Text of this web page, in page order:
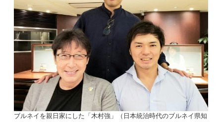
ブルネイを親日家にした「木村強」（日本統治時代のブルネイ県知